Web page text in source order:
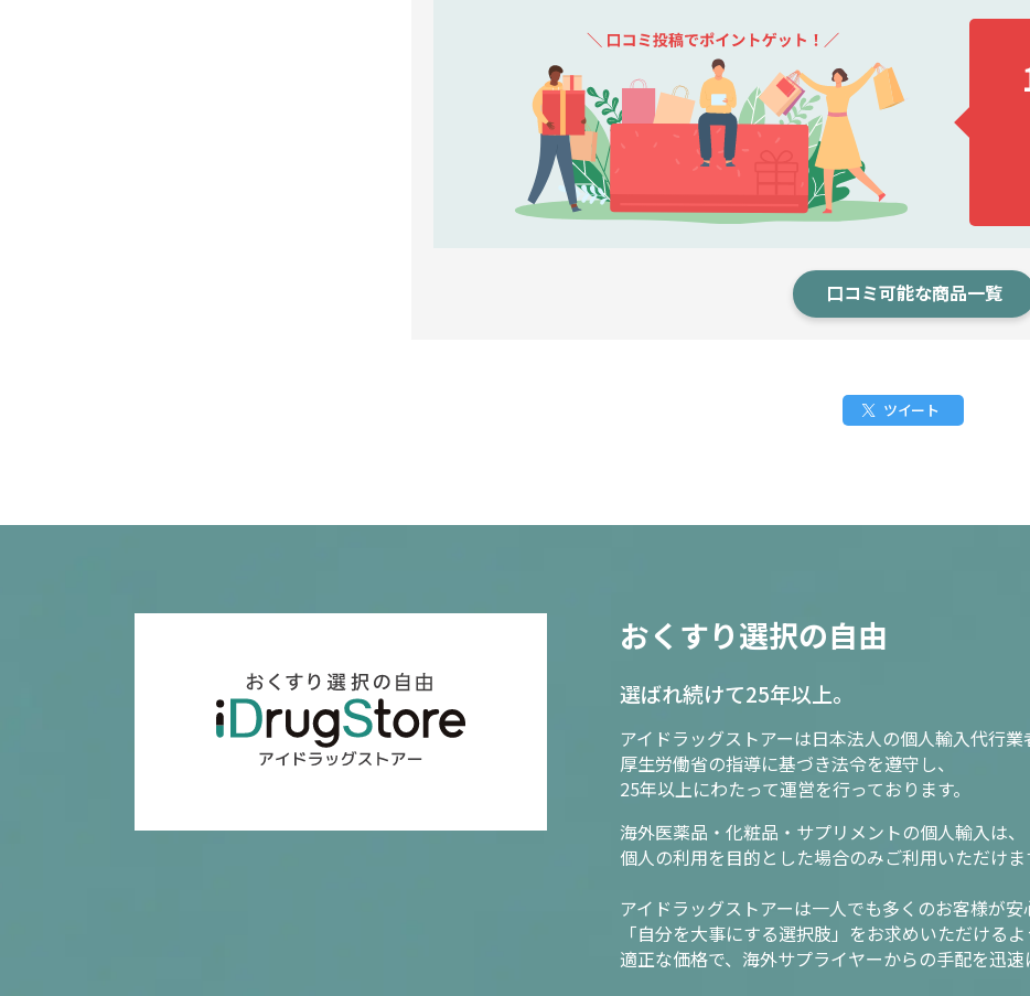
口コミ可能な商品一覧
ツイート
おくすり選択の自由
選ばれ続けて25年以上。
アイドラッグストアーは日本法人の個人輸入代行業
厚生労働省の指導に基づき法令を遵守し、
25年以上にわたって運営を行っております。
海外医薬品・化粧品・サプリメントの個人輸入は、
個人の利用を目的とした場合のみご利用いただけま
アイドラッグストアーは一人でも多くのお客様が安
「自分を大事にする選択肢」をお求めいただけるよ
適正な価格で、海外サプライヤーからの手配を迅速